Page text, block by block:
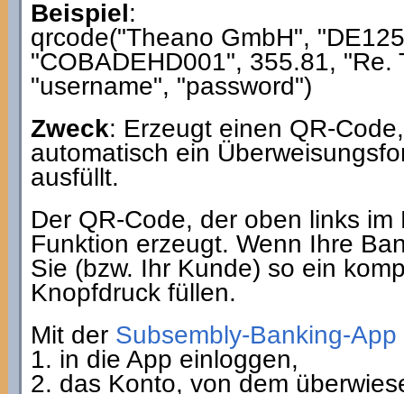
Beispiel:
qrcode("Theano GmbH",
"COBADEHD001", 355.81,
"username", "password")
Zweck: Erzeugt einen QR-
automatisch ein
ausfüllt.
Der QR-Code, der oben links
Funktion erzeugt. Wenn Ihre
Sie (bzw. Ihr Kunde) so ein
Knopfdruck füllen.
Mit der Subsembly-Banking-App
1. in die App einloggen,
2. das Konto, von dem